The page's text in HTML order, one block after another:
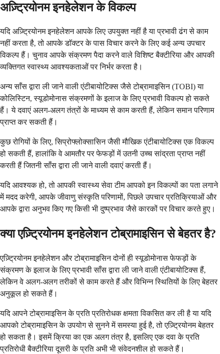
अज़्ट्रियोनम इनहेलेशन के विकल्प
यदि अज़्ट्रियोनम इनहेलेशन आपके लिए उपयुक्त नहीं है या प्रभावी ढंग से काम
नहीं करता है, तो आपके डॉक्टर के पास विचार करने के लिए कई अन्य उपचार
विकल्प हैं। चुनाव आपके संक्रमण पैदा करने वाले विशिष्ट बैक्टीरिया और आपकी
व्यक्तिगत स्वास्थ्य आवश्यकताओं पर निर्भर करता है।
अन्य साँस द्वारा ली जाने वाली एंटीबायोटिक्स जैसे टोब्रामाइसिन (TOBI) या
कोलिस्टिन, स्यूडोमोनास संक्रमणों के इलाज के लिए प्रभावी विकल्प हो सकते
हैं। ये दवाएं अलग-अलग तंत्रों के माध्यम से काम करती हैं, लेकिन समान परिणाम
प्राप्त कर सकती हैं।
कुछ रोगियों के लिए, सिप्रोफ्लोक्सासिन जैसी मौखिक एंटीबायोटिक्स एक विकल्प
हो सकती हैं, हालांकि वे आमतौर पर फेफड़ों में उतनी उच्च सांद्रता प्राप्त नहीं
करती हैं जितनी साँस द्वारा ली जाने वाली दवाएं करती हैं।
यदि आवश्यक हो, तो आपकी स्वास्थ्य सेवा टीम आपको इन विकल्पों का पता लगाने
में मदद करेगी, आपके जीवाणु संस्कृति परिणामों, पिछले उपचार प्रतिक्रियाओं और
आपके द्वारा अनुभव किए गए किसी भी दुष्प्रभाव जैसे कारकों पर विचार करते हुए।
क्या एज़्ट्रियोनम इनहेलेशन टोब्रामाइसिन से बेहतर है?
एज़्ट्रियोनम इनहेलेशन और टोब्रामाइसिन दोनों ही स्यूडोमोनास फेफड़ों के
संक्रमण के इलाज के लिए प्रभावी साँस द्वारा ली जाने वाली एंटीबायोटिक्स हैं,
लेकिन वे अलग-अलग तरीकों से काम करते हैं और विभिन्न स्थितियों के लिए बेहतर
अनुकूल हो सकते हैं।
यदि आपने टोब्रामाइसिन के प्रति प्रतिरोधक क्षमता विकसित कर ली है या यदि
आपको टोब्रामाइसिन के उपयोग से सुनने में समस्या हुई है, तो एज़्ट्रियोनम बेहतर
हो सकता है। इसमें क्रिया का एक अलग तंत्र है, इसलिए एक दवा के प्रति
प्रतिरोधी बैक्टीरिया दूसरी के प्रति अभी भी संवेदनशील हो सकते हैं।